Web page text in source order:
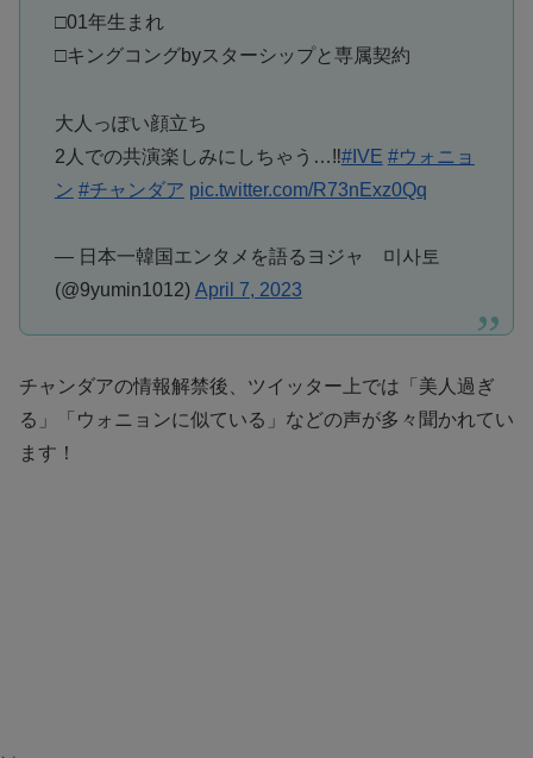
□01年生まれ
□キングコングbyスターシップと専属契約
大人っぽい顔立ち
2人での共演楽しみにしちゃう…‼︎#IVE #ウォニョ
ン #チャンダア pic.twitter.com/R73nExz0Qq
— 日本一韓国エンタメを語るヨジャ 미사토
(@9yumin1012) April 7, 2023
チャンダアの情報解禁後、ツイッター上では「美人過ぎ
る」「ウォニョンに似ている」などの声が多々聞かれてい
ます！